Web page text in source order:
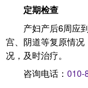
定期检查
产妇产后6周应
宫、阴道等复原情
况，及时治疗。
咨询电话： 010-